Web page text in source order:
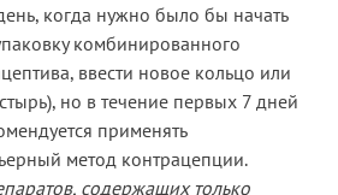
когда нужно было бы начать
комбинированного
ввести новое кольцо или
но в течение первых 7 дней
применять
метод контрацепции.
содержащих только